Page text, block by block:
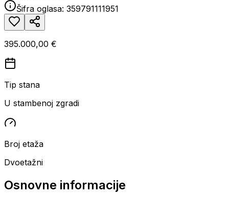
Šifra oglasa: 359791111951
395.000,00 €
Tip stana
U stambenoj zgradi
Broj etaža
Dvoetažni
Osnovne informacije